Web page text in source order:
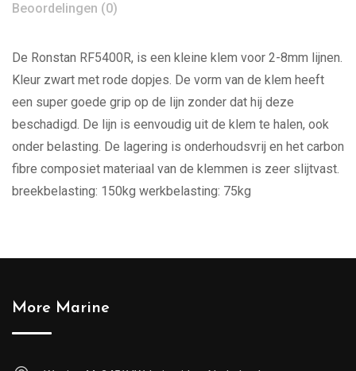
Beoordelingen (0)
De Ronstan RF5400R, is een kleine klem voor 2-8mm lijnen.
Kleur zwart met rode dopjes. De vorm van de klem heeft
een super goede grip op de lijn zonder dat hij deze
beschadigd. De lijn is eenvoudig uit de klem te halen, ook
onder belasting. De lagering is onderhoudsvrij en het carbon
fibre composiet materiaal van de klemmen is zeer slijtvast.
breekbelasting: 150kg werkbelasting: 75kg
More Marine